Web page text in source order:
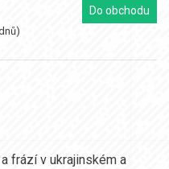
Do obchodu
frází v ukrajinském a